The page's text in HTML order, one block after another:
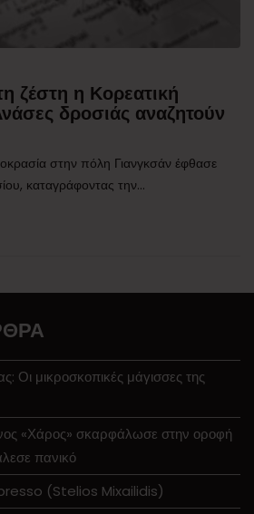
ζέστη η Κορεατική
δροσιάς αναζητούν
στην πόλη Γιανγκσάν έφθασε
καταγράφοντας την...
Οι μικροσκοπικές μάγισσες της
«Χάρος» σκαρφάλωσε στην οροφή
πανικό
(Stelios Mixailidis)